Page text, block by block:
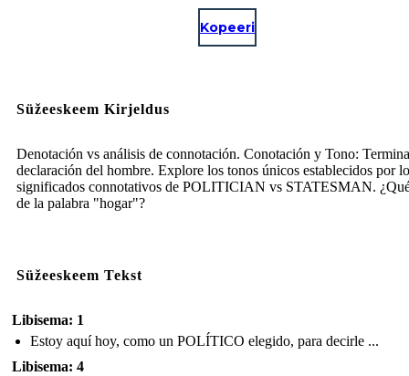
Kopeeri
Süžeeskeem Kirjeldus
Denotación vs análisis de connotación. Conotación y Tono:
declaración del hombre. Explore los tonos únicos establecidos por
significados connotativos de POLITICIAN vs STATESMAN.
de la palabra "hogar"?
Süžeeskeem Tekst
Libisema: 1
Estoy aquí hoy, como un POLÍTICO elegido, para decirle ...
Libisema: 4